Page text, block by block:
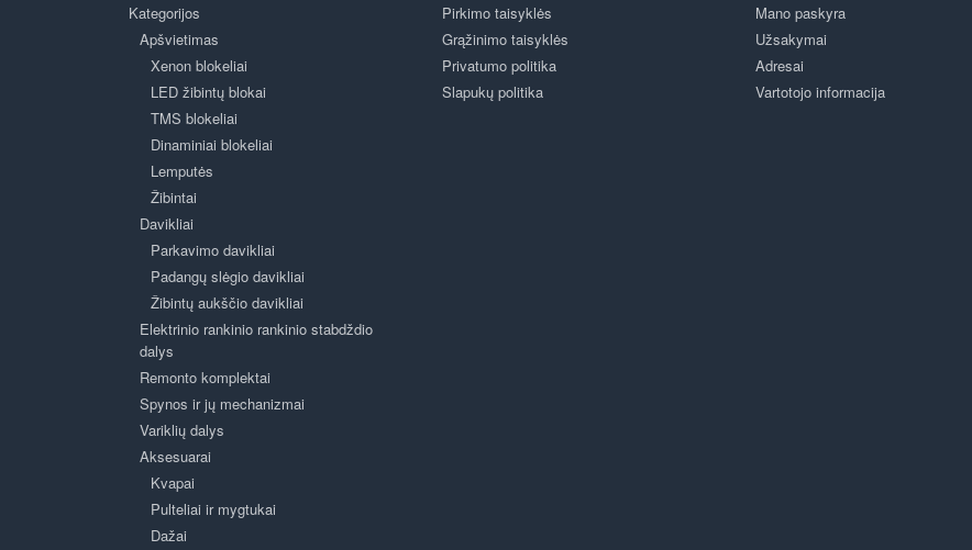
Kategorijos
Apšvietimas
Xenon blokeliai
LED žibintų blokai
TMS blokeliai
Dinaminiai blokeliai
Lemputės
Žibintai
Davikliai
Parkavimo davikliai
Padangų slėgio davikliai
Žibintų aukščio davikliai
Elektrinio rankinio rankinio stabdždio
dalys
Remonto komplektai
Spynos ir jų mechanizmai
Variklių dalys
Aksesuarai
Kvapai
Pulteliai ir mygtukai
Dažai
Pirkimo taisyklės
Grąžinimo taisyklės
Privatumo politika
Slapukų politika
Mano paskyra
Užsakymai
Adresai
Vartotojo informacija